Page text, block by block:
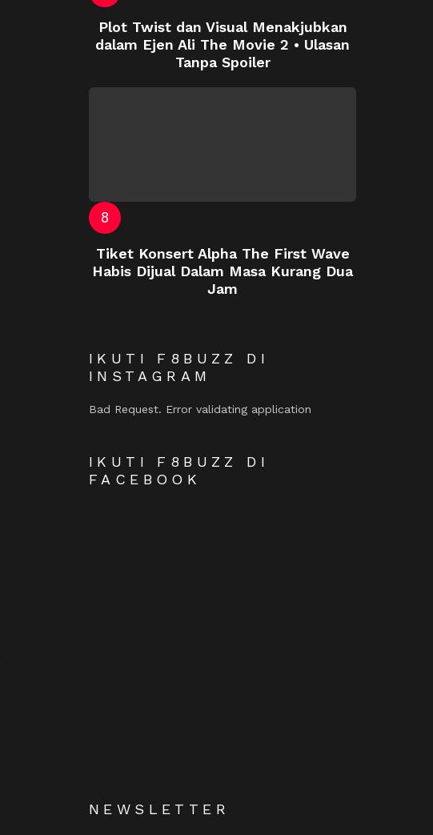
Plot Twist dan Visual Menakjubkan
dalam Ejen Ali The Movie 2 • Ulasan
Tanpa Spoiler
Tiket Konsert Alpha The First Wave
Habis Dijual Dalam Masa Kurang Dua
Jam
IKUTI F8BUZZ DI
INSTAGRAM
Bad Request. Error validating application
IKUTI F8BUZZ DI
FACEBOOK
NEWSLETTER